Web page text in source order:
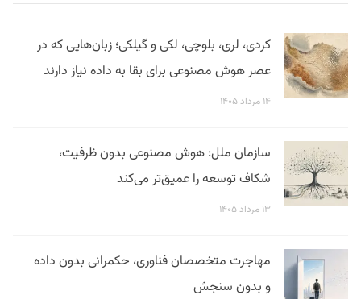
کردی، لری، بلوچی، لکی و گیلکی؛ زبان‌هایی که در
عصر هوش مصنوعی برای بقا به داده نیاز دارند
۱۴ مرداد ۱۴۰۵
سازمان ملل: هوش مصنوعی بدون ظرفیت،
شکاف توسعه را عمیق‌تر می‌کند
۱۳ مرداد ۱۴۰۵
مهاجرت متخصصان فناوری، حکمرانی بدون داده
و بدون سنجش